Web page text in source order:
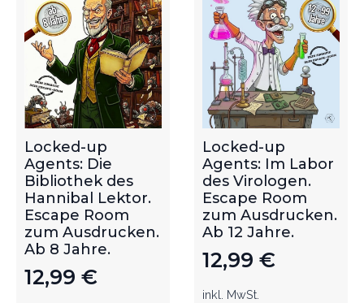
Locked-up
Agents: Die
Bibliothek des
Hannibal Lektor.
Escape Room
zum Ausdrucken.
Ab 8 Jahre.
12,99 €
Locked-up
Agents: Im Labor
des Virologen.
Escape Room
zum Ausdrucken.
Ab 12 Jahre.
12,99 €
inkl. MwSt.